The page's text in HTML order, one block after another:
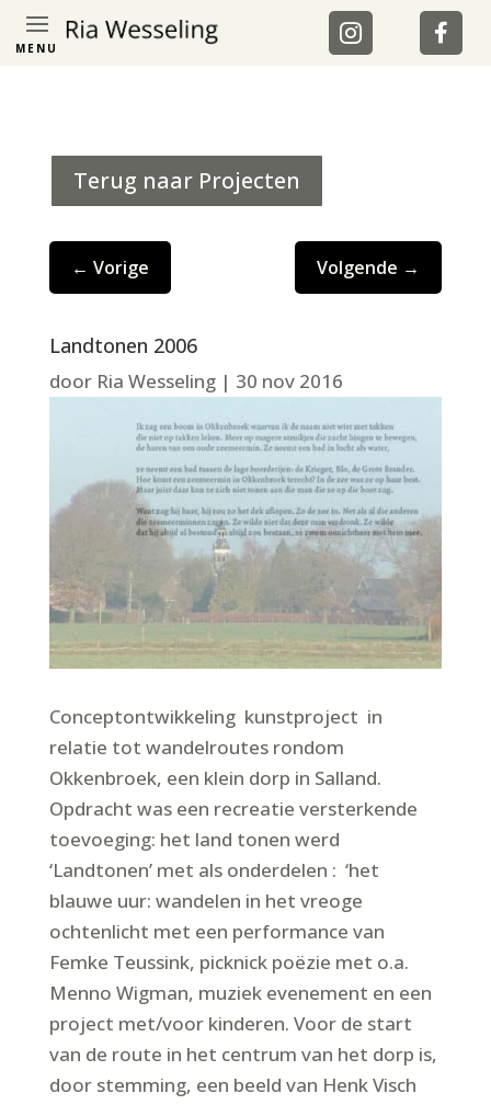
MENU
Terug naar Projecten
← Vorige Volgende →
Landtonen 2006
door Ria Wesseling| 30 nov 2016
Conceptontwikkeling kunstproject in
relatie tot wandelroutes rondom
Okkenbroek, een klein dorp in Salland.
Opdracht was een recreatie versterkende
toevoeging: het land tonen werd
‘Landtonen’ met als onderdelen : ‘het
blauwe uur: wandelen in het vreoge
ochtenlicht met een performance van
Femke Teussink, picknick poëzie met o.a.
Menno Wigman, muziek evenement en een
project met/voor kinderen. Voor de start
van de route in het centrum van het dorp is,
door stemming, een beeld van Henk Visch